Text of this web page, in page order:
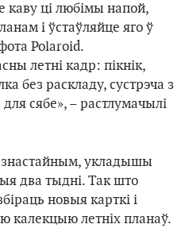
каву ці любімы напой,
і ўстаўляйце яго ў
Polaroid.
летні кадр: пікнік,
без раскладу, сустрэча з
сябе», – растлумачылі
укладышы
два тыдні. Так што
новыя карткі і
калекцыю летніх планаў.